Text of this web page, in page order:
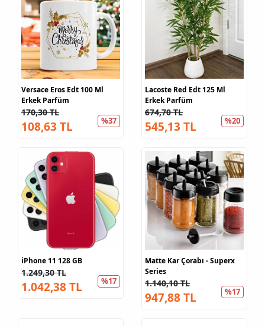
Versace Eros Edt 100 Ml
Erkek Parfüm
170,30 TL
%37
108,63 TL
Lacoste Red Edt 125 Ml
Erkek Parfüm
674,70 TL
%20
545,13 TL
iPhone 11 128 GB
1.249,30 TL
%17
1.042,38 TL
Matte Kar Çorabı - Superx
Series
1.140,10 TL
%17
947,88 TL